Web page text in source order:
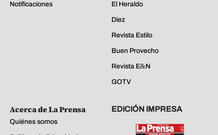
Notificaciones El Heraldo
Diez
Revista Estilo
Buen Provecho
Revista E&N
GOTV
Acerca de La Prensa
Quiénes somos
EDICIÓN IMPRESA